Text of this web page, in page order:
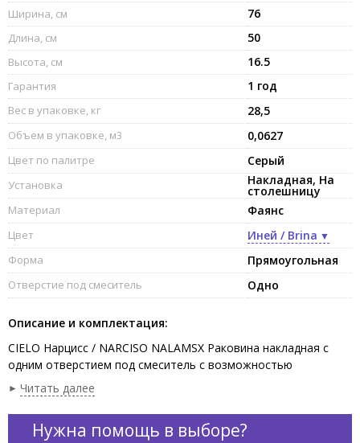
Ширина, см 76
Длина, см 50
Высота, см 16.5
Гарантия 1 год
Вес в упаковке, кг 28,5
Объем в упаковке, м3 0,0627
Цвет по палитре Серый
Установка Накладная, На
столешницу
Материал Фаянс
Цвет Иней / Brina
Форма Прямоугольная
Отверстие под смеситель Одно
Описание и комплектация:
CIELO Нарцисс / NARCISO NALAMSX Раковина накладная с
одним отверстием под смеситель с возможностью
выполнения трех отверстий, без слива-перелива, чаша
слева,одна сторона не покрыта эмалью. В комплекте с
крепежами.Установка на столешницу, возможна подвесная
установка.Размеры:76 x 50 x 16,5 h см, цвет Иней / brina
Читать далее
Нужна помощь в выборе?